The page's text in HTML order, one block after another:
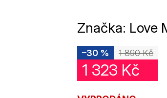
Značka: Love
1 890 Kč
–30 %
1 323 Kč